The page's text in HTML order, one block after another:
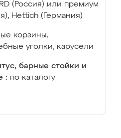
(Россия) или премиум
Hettich (Германия)
корзины,
уголки, карусели
барные стойки и
: по каталогу